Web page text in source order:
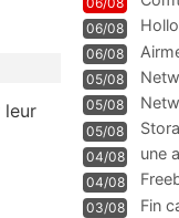
leur
06/08
06/08
05/08
05/08
05/08
04/08
une
WIFI
04/08
03/08 Fin